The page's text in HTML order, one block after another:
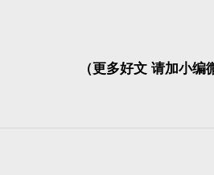
（更多好文 请加小编